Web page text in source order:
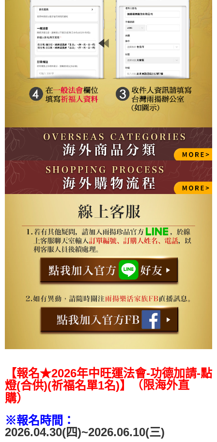
【報名★2026年中旺運法會-功德加請-點
燈(合供)(祈福名單1名)】
（限海外直
購）
※報名時間：
2026.04.30(四)~2026.06.10(三)